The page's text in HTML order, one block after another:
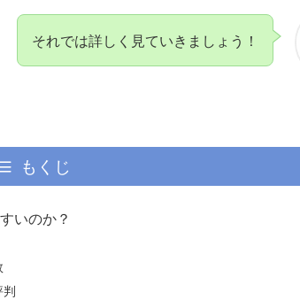
それでは詳しく見ていきましょう！
もくじ
いのか？